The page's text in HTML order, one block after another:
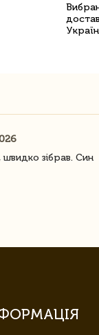
швидко зібрав. Син